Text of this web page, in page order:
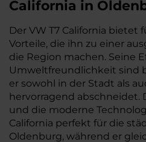
California in
Der VW T7 California bietet
Vorteile, die ihn zu einer
die Region machen. Seine
Umweltfreundlichkeit sind
er sowohl in der Stadt als
hervorragend abschneidet.
und die moderne
California perfekt für die
Oldenburg, während er